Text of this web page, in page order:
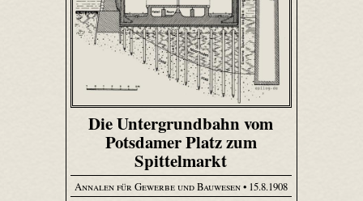
Die Untergrundbahn vom
Potsdamer Platz zum
Spittelmarkt
Annalen für Gewerbe und Bauwesen• 15.8.1908